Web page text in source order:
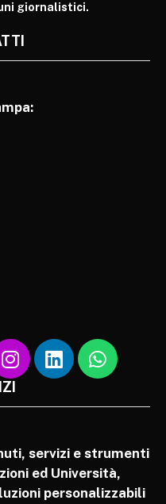
giornalistici.
servizi e strumenti
ed Università,
personalizzabili